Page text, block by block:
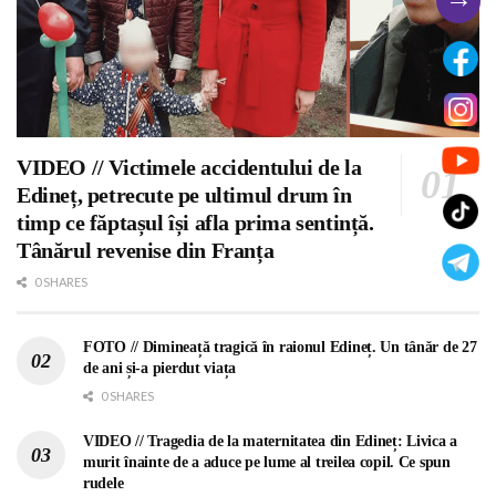
VIDEO // Victimele accidentului de la
Edineț, petrecute pe ultimul drum în
timp ce făptașul își afla prima sentință.
Tânărul revenise din Franța
0 SHARES
FOTO // Dimineață tragică în raionul Edineț. Un tânăr de 27
de ani și-a pierdut viața
0 SHARES
VIDEO // Tragedia de la maternitatea din Edineț: Livica a
murit înainte de a aduce pe lume al treilea copil. Ce spun
rudele